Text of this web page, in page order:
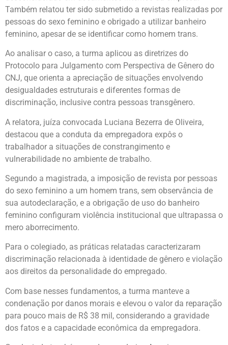
Também relatou ter sido submetido a revistas realizadas por
pessoas do sexo feminino e obrigado a utilizar banheiro
feminino, apesar de se identificar como homem trans.
Ao analisar o caso, a turma aplicou as diretrizes do
Protocolo para Julgamento com Perspectiva de Gênero do
CNJ, que orienta a apreciação de situações envolvendo
desigualdades estruturais e diferentes formas de
discriminação, inclusive contra pessoas transgênero.
A relatora, juíza convocada Luciana Bezerra de Oliveira,
destacou que a conduta da empregadora expôs o
trabalhador a situações de constrangimento e
vulnerabilidade no ambiente de trabalho.
Segundo a magistrada, a imposição de revista por pessoas
do sexo feminino a um homem trans, sem observância de
sua autodeclaração, e a obrigação de uso do banheiro
feminino configuram violência institucional que ultrapassa o
mero aborrecimento.
Para o colegiado, as práticas relatadas caracterizaram
discriminação relacionada à identidade de gênero e violação
aos direitos da personalidade do empregado.
Com base nesses fundamentos, a turma manteve a
condenação por danos morais e elevou o valor da reparação
para pouco mais de R$ 38 mil, considerando a gravidade
dos fatos e a capacidade econômica da empregadora.